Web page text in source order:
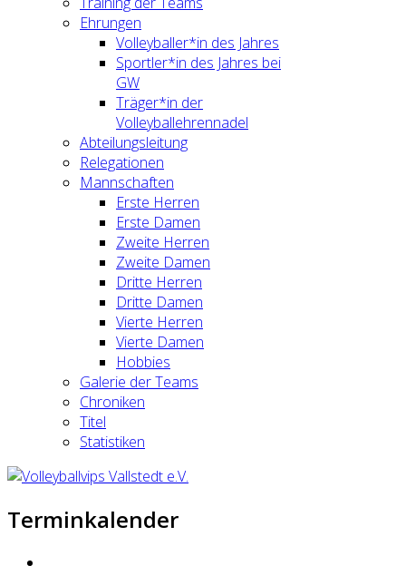
Ehrungen
Volleyballer*in des Jahres
Sportler*in des Jahres bei
GW
Träger*in der
Volleyballehrennadel
Abteilungsleitung
Relegationen
Mannschaften
Erste Herren
Erste Damen
Zweite Herren
Zweite Damen
Dritte Herren
Dritte Damen
Vierte Herren
Vierte Damen
Hobbies
Galerie der Teams
Chroniken
Titel
Statistiken
Terminkalender